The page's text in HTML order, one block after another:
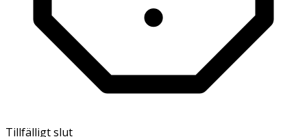
Tillfälligt slut